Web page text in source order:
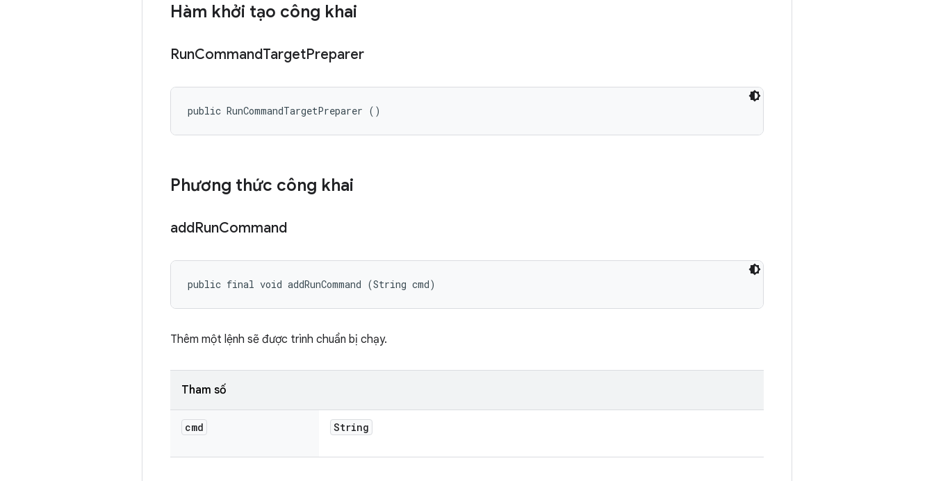
Hàm khởi tạo công khai
RunCommandTargetPreparer
public RunCommandTargetPreparer ()
Phương thức công khai
addRunCommand
public final void addRunCommand (String cmd)
Thêm một lệnh sẽ được trình chuẩn bị chạy.
Tham số
cmd String